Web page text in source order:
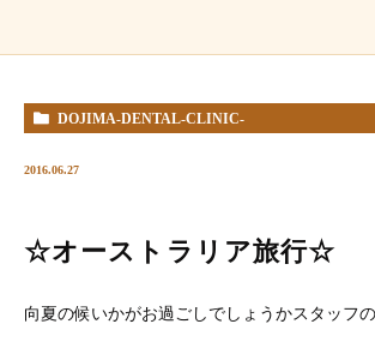
DOJIMA-DENTAL-CLINIC-
2016.06.27
☆オーストラリア旅行☆
向夏の候いかがお過ごしでしょうかスタッフの